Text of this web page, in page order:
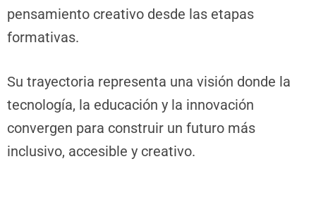
pensamiento creativo desde las etapas
formativas.
Su trayectoria representa una visión donde la
tecnología, la educación y la innovación
convergen para construir un futuro más
inclusivo, accesible y creativo.